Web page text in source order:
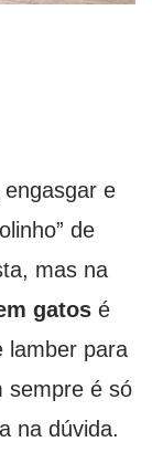
e
de
mas na
gatos é
lamber para
sempre é só
na dúvida.